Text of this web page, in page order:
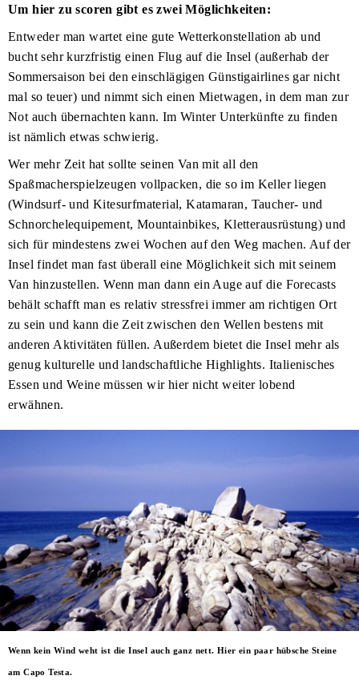
Um hier zu scoren gibt es zwei Möglichkeiten:
Entweder man wartet eine gute Wetterkonstellation ab und
bucht sehr kurzfristig einen Flug auf die Insel (außerhab der
Sommersaison bei den einschlägigen Günstigairlines gar nicht
mal so teuer) und nimmt sich einen Mietwagen, in dem man zur
Not auch übernachten kann. Im Winter Unterkünfte zu finden
ist nämlich etwas schwierig.
Wer mehr Zeit hat sollte seinen Van mit all den
Spaßmacherspielzeugen vollpacken, die so im Keller liegen
(Windsurf- und Kitesurfmaterial, Katamaran, Taucher- und
Schnorchelequipement, Mountainbikes, Kletterausrüstung) und
sich für mindestens zwei Wochen auf den Weg machen. Auf der
Insel findet man fast überall eine Möglichkeit sich mit seinem
Van hinzustellen. Wenn man dann ein Auge auf die Forecasts
behält schafft man es relativ stressfrei immer am richtigen Ort
zu sein und kann die Zeit zwischen den Wellen bestens mit
anderen Aktivitäten füllen. Außerdem bietet die Insel mehr als
genug kulturelle und landschaftliche Highlights. Italienisches
Essen und Weine müssen wir hier nicht weiter lobend
erwähnen.
Wenn kein Wind weht ist die Insel auch ganz nett. Hier ein paar hübsche Steine
am Capo Testa.